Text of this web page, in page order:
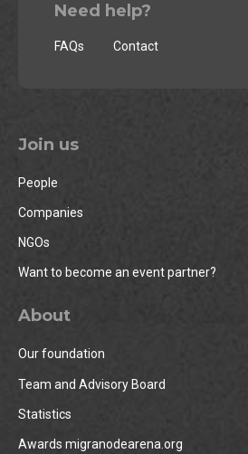
Need help?
FAQs Contact
Join us
People
Companies
NGOs
Want to become an event partner?
About
Our foundation
Team and Advisory Board
Statistics
Awards migranodearena.org